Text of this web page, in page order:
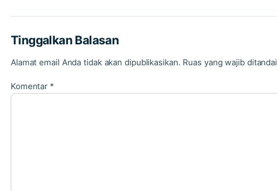
Tinggalkan Balasan
Alamat email Anda tidak akan dipublikasikan. Ruas yang wajib ditandai
Komentar *